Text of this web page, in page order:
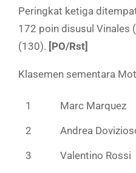
Peringkat ketiga
172 poin disusul Vinales
(130). [PO/Rst]
Klasemen sementara
1 Marc Marquez
2 Andrea
3 Valentino Rossi